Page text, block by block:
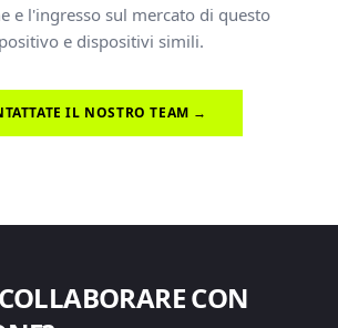
e l'ingresso sul mercato di questo
e dispositivi simili.
IL NOSTRO TEAM →
CON